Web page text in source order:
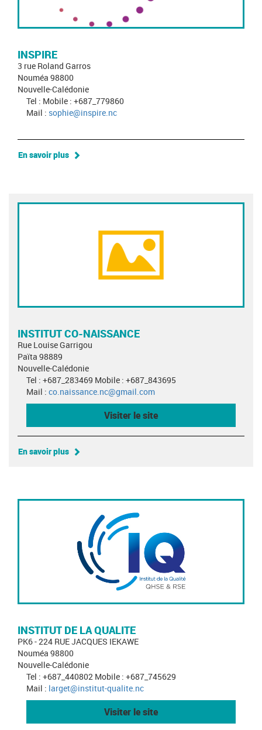
INSPIRE
3 rue Roland Garros
Nouméa 98800
Nouvelle-Calédonie
Tel : Mobile : +687_779860
Mail : sophie@inspire.nc
En savoir plus
INSTITUT CO-NAISSANCE
Rue Louise Garrigou
Païta 98889
Nouvelle-Calédonie
Tel : +687_283469 Mobile : +687_843695
Mail : co.naissance.nc@gmail.com
Visiter le site
En savoir plus
INSTITUT DE LA QUALITE
PK6 - 224 RUE JACQUES IEKAWE
Nouméa 98800
Nouvelle-Calédonie
Tel : +687_440802 Mobile : +687_745629
Mail : larget@institut-qualite.nc
Visiter le site